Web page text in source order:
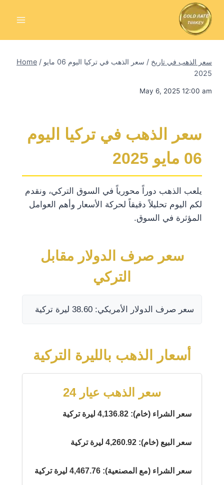
Home / سعر الذهب في تاريخ /
سعر الذهب في تركيا اليوم 06 مايو
2025
May 6, 2025 12:00 am
سعر الذهب في تركيا اليوم
06 مايو 2025
يلعب الذهب دوراً محورياً في السوق التركي، ونقدم
لكم اليوم تحليلاً دقيقاً لحركة الأسعار وأهم العوامل
المؤثرة في السوق.
سعر صرف الدولار مقابل
التركي
سعر صرف الدولار الأمريكي: 38.60 ليرة تركية
أسعار الذهب بالليرة التركية
سعر الذهب عيار 24
سعر الشراء (خام): 4,136.82 ليرة تركية
سعر البيع (خام): 4,260.92 ليرة تركية
سعر الشراء (مع المصنعية): 4,467.76 ليرة تركية